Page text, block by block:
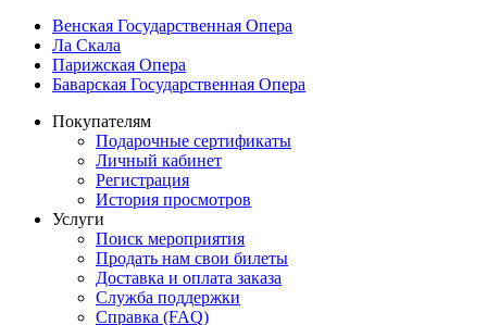
Венская Государственная Опера
Ла Скала
Парижская Опера
Баварская Государственная Опера
Покупателям
Подарочные сертификаты
Личный кабинет
Регистрация
История просмотров
Услуги
Поиск мероприятия
Продать нам свои билеты
Доставка и оплата заказа
Служба поддержки
Справка (FAQ)